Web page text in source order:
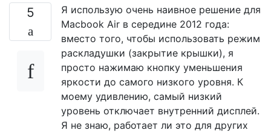
5
Я использую очень наивное решение для
Macbook Air в середине 2012 года:
вместо того, чтобы использовать режим
раскладушки (закрытие крышки), я
просто нажимаю кнопку уменьшения
яркости до самого низкого уровня. К
моему удивлению, самый низкий
уровень отключает внутренний дисплей.
Я не знаю, работает ли это для других